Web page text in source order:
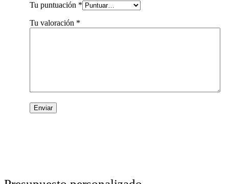
Tu puntuación *
Tu valoración *